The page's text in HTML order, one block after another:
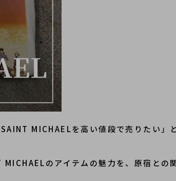
MICHAELを高い値段で売りたい」
のアイテムの魅力を、原宿との